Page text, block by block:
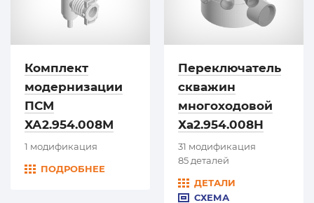
Комплект
модернизации
ПСМ
ХА2.954.008М
1 модификация
ПОДРОБНЕЕ
Переключатель
скважин
многоходовой
Ха2.954.008Н
31 модификация
85 деталей
ДЕТАЛИ
СХЕМА